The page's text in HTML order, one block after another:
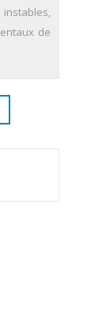
instables,
de